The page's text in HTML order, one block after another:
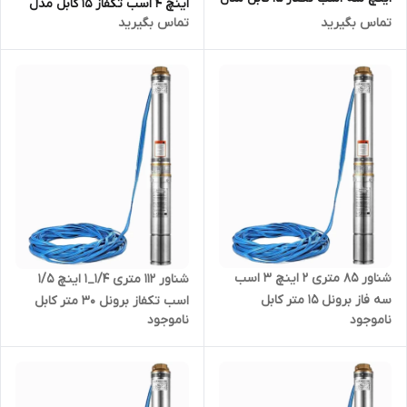
BRUNEL-QY30/2-2.2
تماس بگیرید
اینچ 4 اسب تکفاز 15 کابل مدل
BRUNEL-QY30.3-3
تماس بگیرید
شناور ۸۵ متری ۲ اینچ ۳ اسب
سه فاز برونل ۱۵ متر کابل
آبدهی بالا کابل بلند سه اسب ۳
ناموجود
شناور ۱۱۲ متری ۱/۴_۱ اینچ ۱/۵
اسب تکفاز برونل ۳۰ متر کابل
کامل ۱.۲۵ اینچ کابل بلند تک فاز (
ناموجود